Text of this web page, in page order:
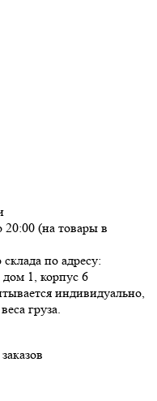
(на товары в
по адресу:
1, корпус 6
индивидуально,
груза.